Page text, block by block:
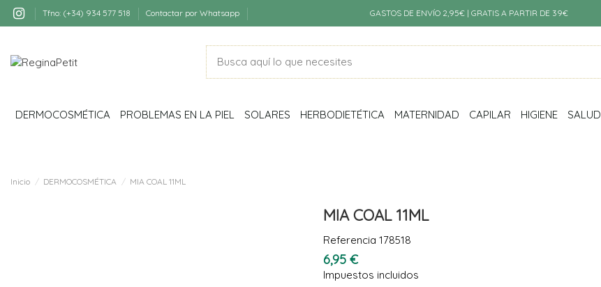
Tfno: (+34) 934 577 518 Contactar por Whatsapp GASTOS DE ENVÍO 2,95€ | GRATIS A PARTIR DE 39€
DERMOCOSMÉTICA PROBLEMAS EN LA PIEL SOLARES HERBODIETÉTICA MATERNIDAD CAPILAR HIGIENE SALUD
Inicio DERMOCOSMÉTICA MIA COAL 11ML
MIA COAL 11ML
Referencia 178518
6,95 €
Impuestos incluidos